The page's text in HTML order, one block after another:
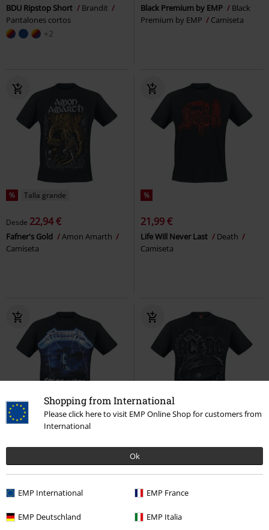
Shopping from International
Please click here to visit EMP Online Shop for customers from
International
Ok
EMP International EMP France
EMP Deutschland EMP Italia
BDU Ripstop Short
Brandit
Pantalones cortos
+2
Black Premium by EMP
Black
Premium by EMP
Camiseta
% Talla grande
Desde 22,94 €
Fafner's Gold
Amon Amarth
Camiseta
%
21,99 €
Life Will Never Last
Death
Camiseta
Talla grande
Desde 23,99 €
Ride The Lightning
Metallica
Camiseta
19,99 €
Back In Black Torn
AC/DC
Camiseta